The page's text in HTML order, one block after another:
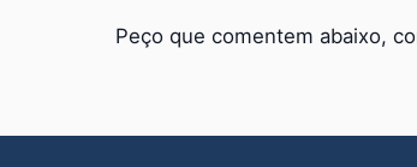
Peço que comentem abaixo,